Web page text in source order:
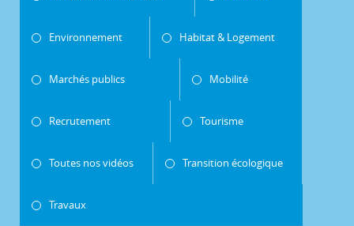
Environnement Habitat & Logement
Marchés publics Mobilité
Recrutement Tourisme
Toutes nos vidéos Transition écologique
Travaux